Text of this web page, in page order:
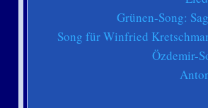
Grünen-Song:
Song für Winfried
Özdemir-